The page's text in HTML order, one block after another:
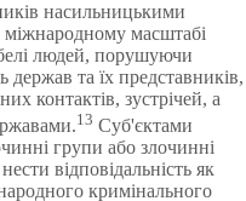
насильницькими
міжнародному масштабі
людей, порушуючи
держав та їх представників,
контактів, зустрічей, а
13 Суб'єктами
групи або злочинні
відповідальність як
кримінального